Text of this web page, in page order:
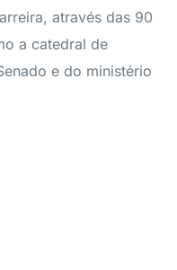
através das 90
a catedral de
e do ministério